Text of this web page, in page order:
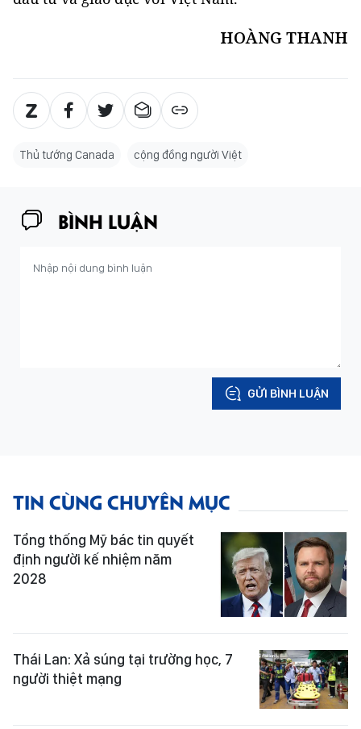
HOÀNG THANH
Thủ tướng Canada cộng đồng người Việt
BÌNH LUẬN
GỬI BÌNH LUẬN
TIN CÙNG CHUYÊN MỤC
Tổng thống Mỹ bác tin quyết
định người kế nhiệm năm
2028
Thái Lan: Xả súng tại trường học, 7
người thiệt mạng